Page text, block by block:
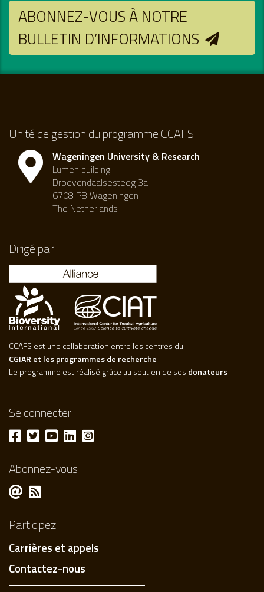
ABONNEZ-VOUS À NOTRE
BULLETIN D’INFORMATIONS
Unité de gestion du programme CCAFS
Wageningen University & Research
Lumen building
Droevendaalsesteeg 3a
6708 PB Wageningen
The Netherlands
Dirigé par
CCAFS est une collaboration entre les centres du
CGIAR et les programmes de recherche
Le programme est réalisé grâce au soutien de ses donateurs
Se connecter
Abonnez-vous
Participez
Carrières et appels
Contactez-nous